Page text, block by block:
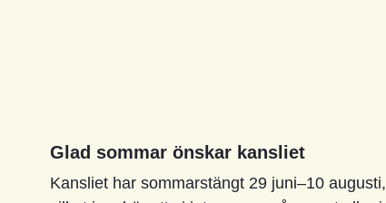
Glad sommar önskar kansliet
Kansliet har sommarstängt 29 juni–10 augusti,